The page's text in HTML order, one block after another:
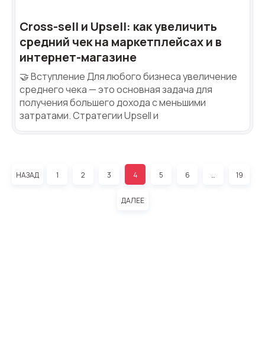
Cross-sell и Upsell: как увеличить
средний чек на маркетплейсах и в
интернет-магазине
🤝 Вступление Для любого бизнеса увеличение
среднего чека — это основная задача для
получения большего дохода с меньшими
затратами. Стратегии Upsell и
НАЗАД 1 2 3 4 5 6 … 19
ДАЛЕЕ